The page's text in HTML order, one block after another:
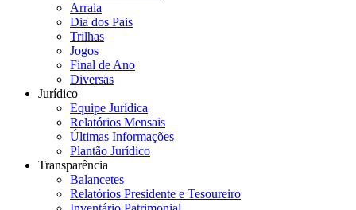
Arraia
Dia dos Pais
Trilhas
Jogos
Final de Ano
Diversas
Jurídico
Equipe Jurídica
Relatórios Mensais
Últimas Informações
Plantão Jurídico
Transparência
Balancetes
Relatórios Presidente e Tesoureiro